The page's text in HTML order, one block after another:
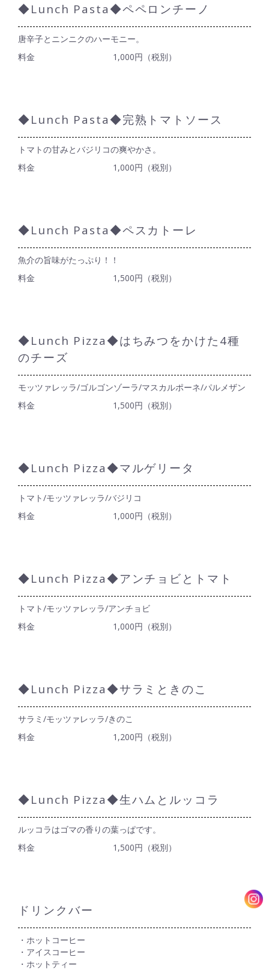
◆Lunch Pasta◆ペペロンチーノ
唐辛子とニンニクのハーモニー。
料金
1,000円（税別）
◆Lunch Pasta◆完熟トマトソース
トマトの甘みとバジリコの爽やかさ。
料金
1,000円（税別）
◆Lunch Pasta◆ペスカトーレ
魚介の旨味がたっぷり！！
料金
1,500円（税別）
◆Lunch Pizza◆はちみつをかけた4種
のチーズ
モッツァレッラ/ゴルゴンゾーラ/マスカルポーネ/パルメザン
料金
1,500円（税別）
◆Lunch Pizza◆マルゲリータ
トマト/モッツァレッラ/バジリコ
料金
1,000円（税別）
◆Lunch Pizza◆アンチョビとトマト
トマト/モッツァレッラ/アンチョビ
料金
1,000円（税別）
◆Lunch Pizza◆サラミときのこ
サラミ/モッツァレッラ/きのこ
料金
1,200円（税別）
◆Lunch Pizza◆生ハムとルッコラ
ルッコラはゴマの香りの葉っぱです。
料金
1,500円（税別）
ドリンクバー
・ホットコーヒー
・アイスコーヒー
・ホットティー